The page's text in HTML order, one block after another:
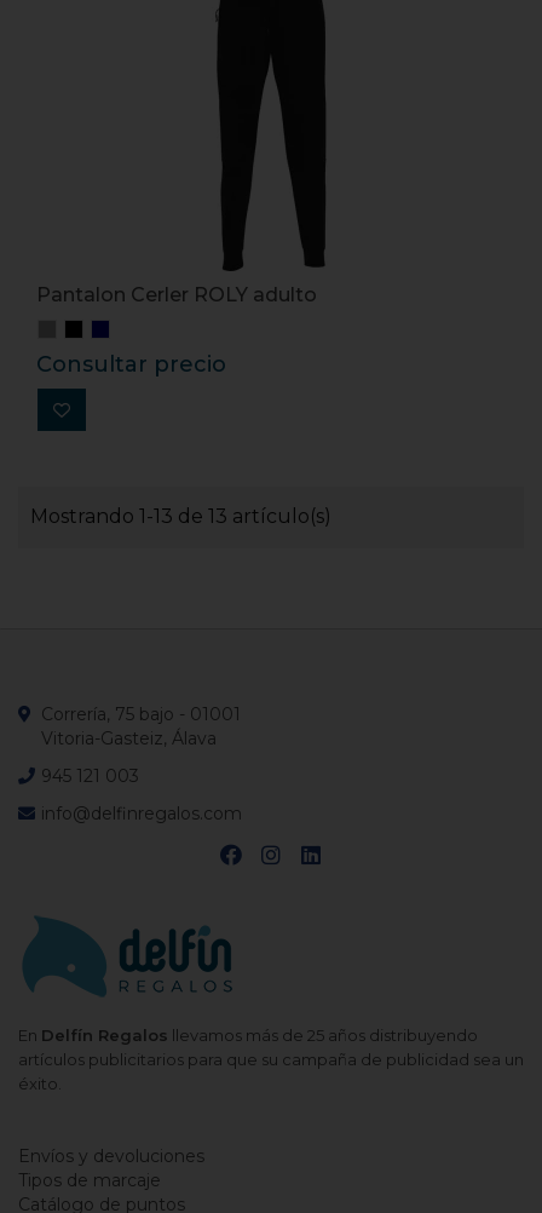
Pantalon Cerler ROLY adulto
Consultar precio
Mostrando 1-13 de 13 artículo(s)
En Delfín Regalos llevamos más de 25 años distribuyendo
artículos publicitarios para que su campaña de publicidad sea un
éxito.
Correría, 75 bajo - 01001
Vitoria-Gasteiz, Álava
945 121 003
info@delfinregalos.com
Envíos y devoluciones
Tipos de marcaje
Catálogo de puntos